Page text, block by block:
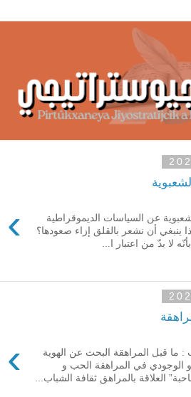
›
عن السياسات الديموقراطية
ينبغي أن نشعر بالقلق إزاء صعودها؟
لا بدّ من اعتبار ا...
›
: ما قبل المراهقة البحث عن الهوية
الوجودي في المراهقة الحب و
العلاقة بالمراهق ثقافة الشباب...